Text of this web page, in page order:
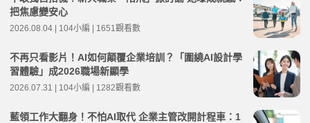
把焦慮變安心
2026.08.04 | 104小編 | 1651觀看數
不再只看影片！AI如何顛覆企業培訓？「圍繞AI設計學
習體驗」成2026職場新顯學
2026.07.31 | 104小編 | 1282觀看數
藍領工作大翻身！不怕AI取代 企業主管改開計程車：1